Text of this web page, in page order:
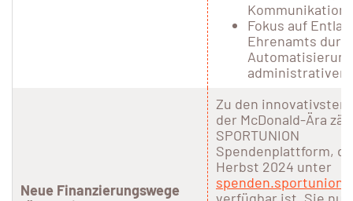
Kommunikation)
Fokus auf
Ehrenamts
Automatisierung
administrativer
Neue Finanzierungswege
Zu den innovativsten
der McDonald-Ära
SPORTUNION
Spendenplattform,
Herbst 2024 unter